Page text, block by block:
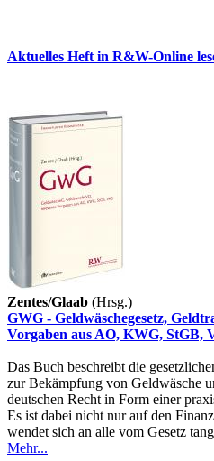
Aktuelles Heft in R&W-Online
Zentes/Glaab (Hrsg.)
GWG - Geldwäschegesetz,
Vorgaben aus AO, KWG, StGB,
Das Buch beschreibt die
zur Bekämpfung von Geldwäsche
deutschen Recht in Form einer
Es ist dabei nicht nur auf den
wendet sich an alle vom Gesetz
Mehr...